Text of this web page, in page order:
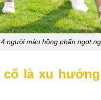
người màu hồng phấn ngọt
là xu